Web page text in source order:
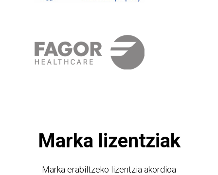
Marka lizentziak
Marka erabiltzeko lizentzia akordioa